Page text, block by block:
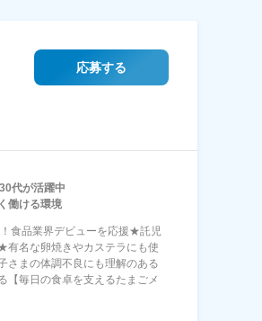
応募する
代が活躍中
働ける環境
食品業界デビューを応援★託児
有名な卵焼きやカステラにも使
さまの体調不良にも理解のある
毎日の食卓を支えるたまごメ